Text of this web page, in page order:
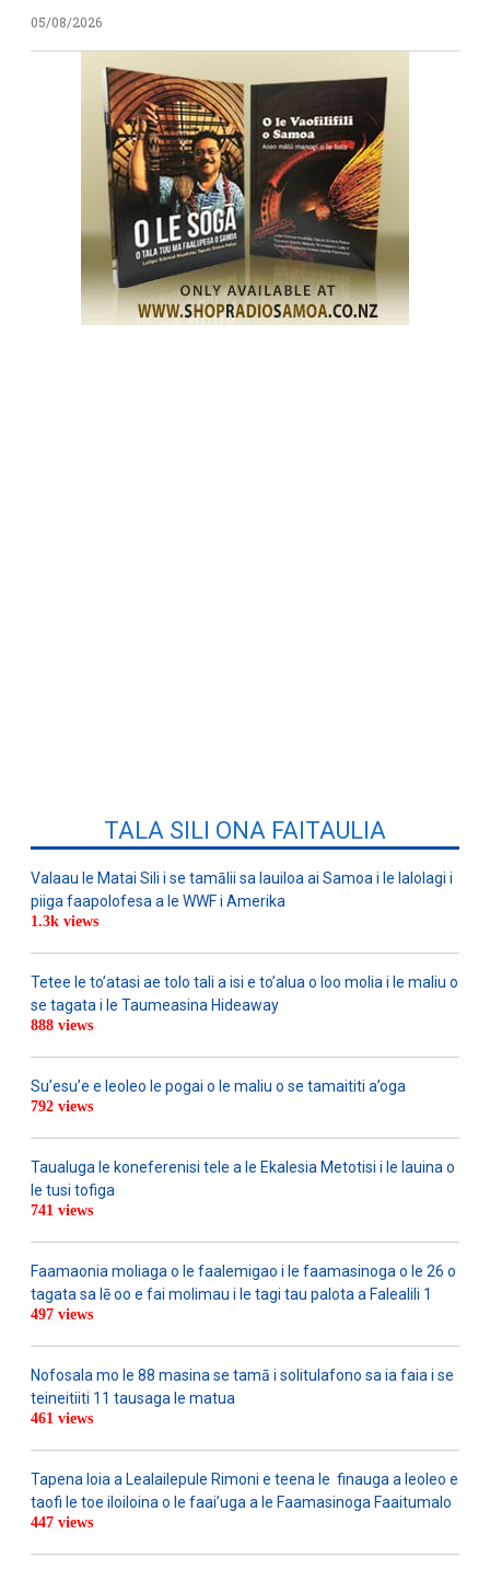
05/08/2026
TALA SILI ONA FAITAULIA
Valaau le Matai Sili i se tamālii sa lauiloa ai Samoa i le lalolagi i
piiga faapolofesa a le WWF i Amerika
1.3k views
Tetee le to’atasi ae tolo tali a isi e to’alua o loo molia i le maliu o
se tagata i le Taumeasina Hideaway
888 views
Su’esu’e e leoleo le pogai o le maliu o se tamaititi a’oga
792 views
Taualuga le koneferenisi tele a le Ekalesia Metotisi i le lauina o
le tusi tofiga
741 views
Faamaonia moliaga o le faalemigao i le faamasinoga o le 26 o
tagata sa lē oo e fai molimau i le tagi tau palota a Falealili 1
497 views
Nofosala mo le 88 masina se tamā i solitulafono sa ia faia i se
teineitiiti 11 tausaga le matua
461 views
Tapena loia a Lealailepule Rimoni e teena le finauga a leoleo e
taofi le toe iloiloina o le faai’uga a le Faamasinoga Faaitumalo
447 views